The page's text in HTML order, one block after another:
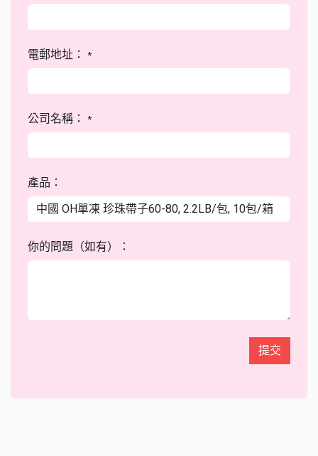
電郵地址： *
公司名稱： *
產品：
你的問題（如有）：
提交